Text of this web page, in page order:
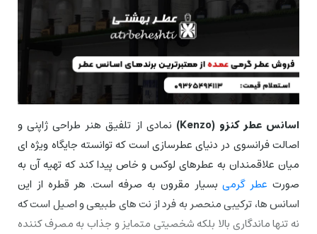
اسانس عطر کنزو (Kenzo)
نمادی از تلفیق هنر طراحی ژاپنی و
اصالت فرانسوی در دنیای عطرسازی است که توانسته جایگاه ویژه ای
میان علاقمندان به عطرهای لوکس و خاص پیدا کند که تهیه آن به
صورت عطر گرمی بسیار مقرون به صرفه است. هر قطره از این
اسانس ها، ترکیبی منحصر به فرد از نت های طبیعی و اصیل است که
نه تنها ماندگاری بالا بلکه شخصیتی متمایز و جذاب به مصرف کننده